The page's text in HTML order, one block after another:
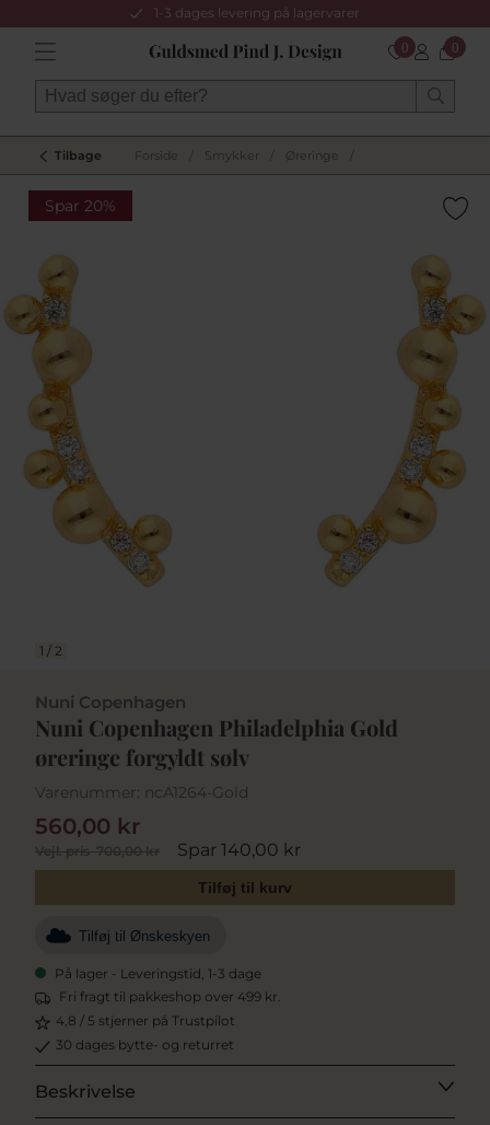
1-3 dages levering på lagervarer
0 0
Tilbage Forside Smykker Øreringe
Spar 20%
1 / 2
Nuni Copenhagen
Nuni Copenhagen Philadelphia Gold
øreringe forgyldt sølv
Varenummer: ncA1264-Gold
Vejl. pris700,00 kr Spar 140,00 kr
560,00 kr
Tilføj til kurv
Tilføj til Ønskeskyen
På lager - Leveringstid, 1-3 dage
Fri fragt til pakkeshop over 499 kr.
4,8 / 5 stjerner på Trustpilot
30 dages bytte- og returret
Beskrivelse